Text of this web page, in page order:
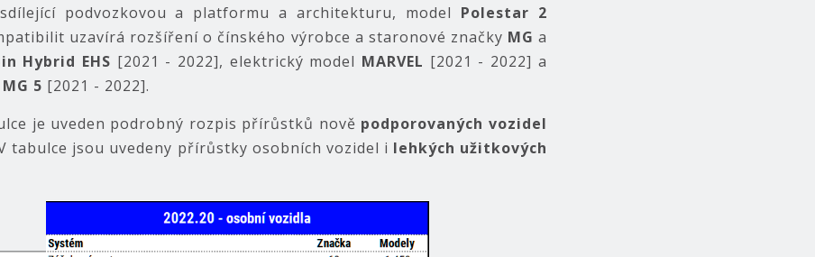
podvozkovou a platformu a architekturu, model Polestar 2
uzavírá rozšíření o čínského výrobce a staronové značky MG a
Hybrid EHS [2021 - 2022], elektrický model MARVEL [2021 - 2022] a
MG 5 [2021 - 2022].
je uveden podrobný rozpis přírůstků nově podporovaných vozidel
tabulce jsou uvedeny přírůstky osobních vozidel i lehkých užitkových